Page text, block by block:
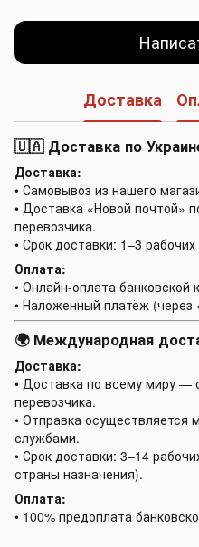
Доставка
🇺🇦 Доставка по
Доставка:
• Самовывоз из нашего
• Доставка «Новой почтой»
перевозчика.
• Срок доставки: 1–3
Оплата:
• Онлайн-оплата банковской
• Наложенный платёж (через
🌍 Международная
Доставка:
• Доставка по всему миру —
перевозчика.
• Отправка осуществляется
службами.
• Срок доставки: 3–14
страны назначения).
Оплата:
• 100% предоплата